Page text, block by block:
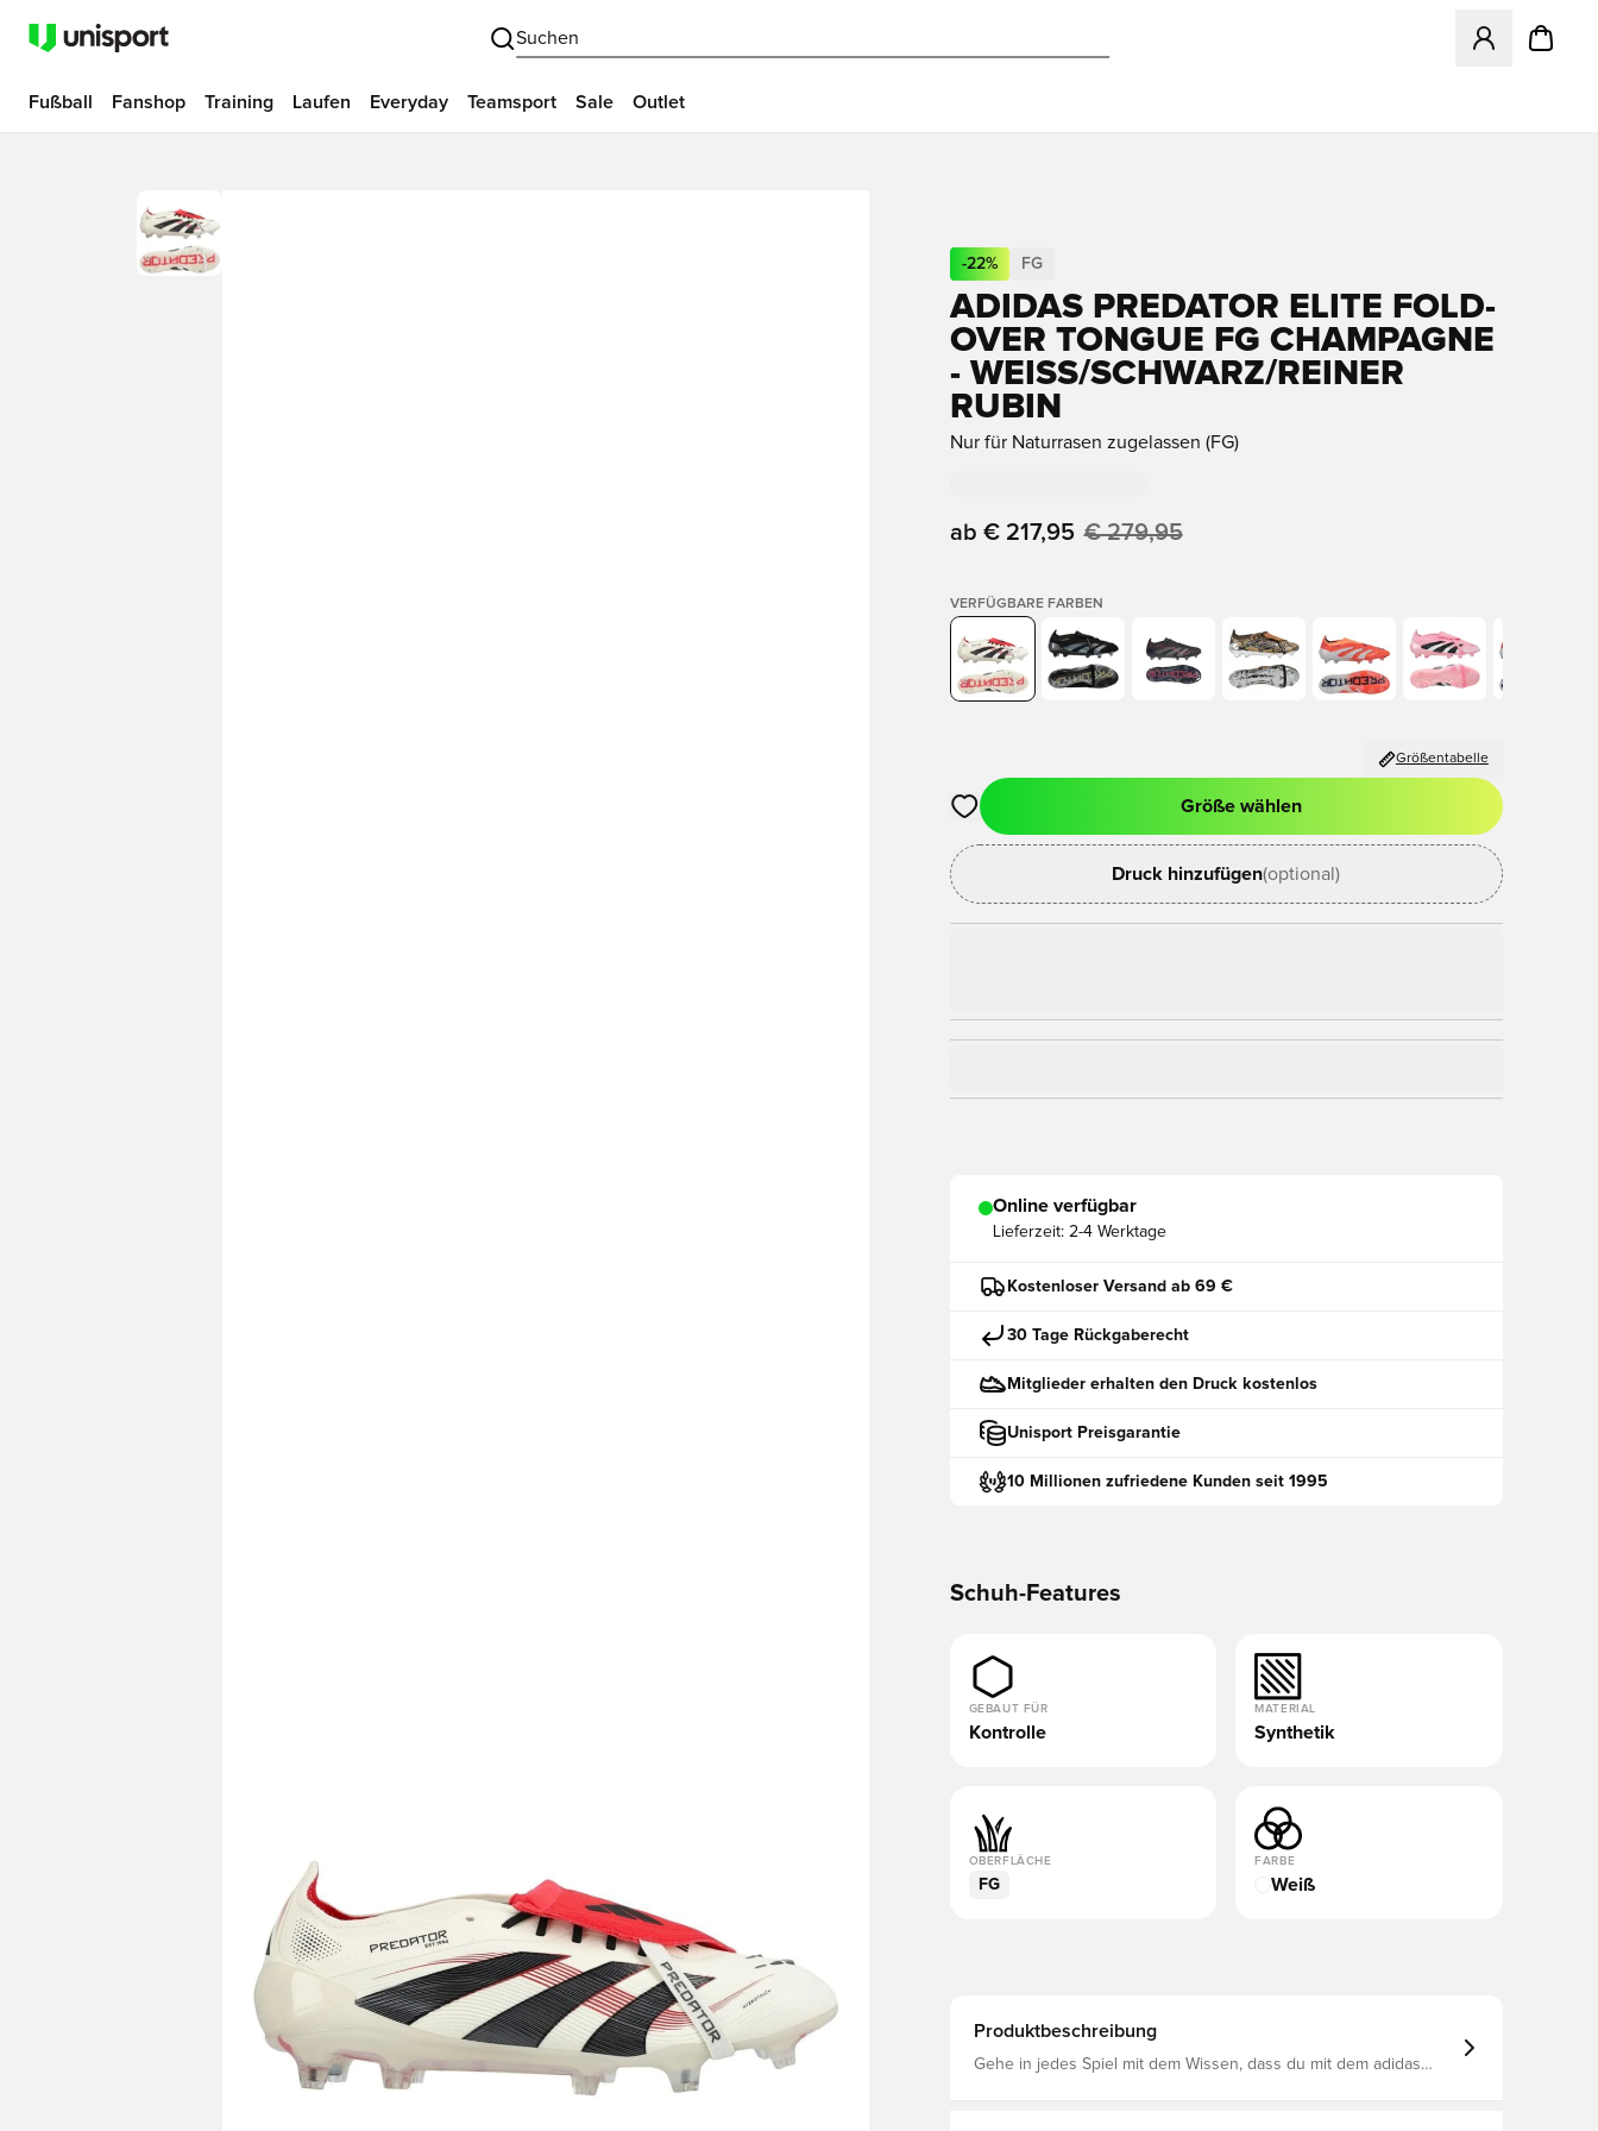
Suchen
Öffnet ein
Fußball Fanshop Training Laufen Everyday Teamsport Sale Outlet
-22% FG
ADIDAS PREDATOR ELITE FOLD-
OVER TONGUE FG CHAMPAGNE
- WEISS/SCHWARZ/REINER R
UBIN
Nur für Naturrasen zugelassen (FG)
ab € 217,95 € 279,95
VERFÜGBARE FARBEN
Größentabelle
Öffnet ein Fenster zum Anmelden oder Registrieren als Mitglied
Größe wählen
Druck hinzufügen(optional)
Online verfügbar
Lieferzeit: 2-4 Werktage
Kostenloser Versand ab 69 €
30 Tage Rückgaberecht
Mitglieder erhalten den Druck kostenlos
Unisport Preisgarantie
10 Millionen zufriedene Kunden seit 1995
Schuh-Features
GEBAUT FÜR
Kontrolle
MATERIAL
Synthetik
OBERFLÄCHE
FG
FARBE
Weiß
Produktbeschreibung
Gehe in jedes Spiel mit dem Wissen, dass du mit dem adidas